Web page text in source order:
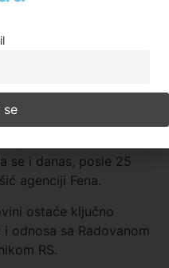
je Krajišnik bio
spava sa zločinom i
uvek dolaze na oči
se i danas, posle 25
agenciji Fena.
ostaće ključno
odnosa sa Radovanom
RS.